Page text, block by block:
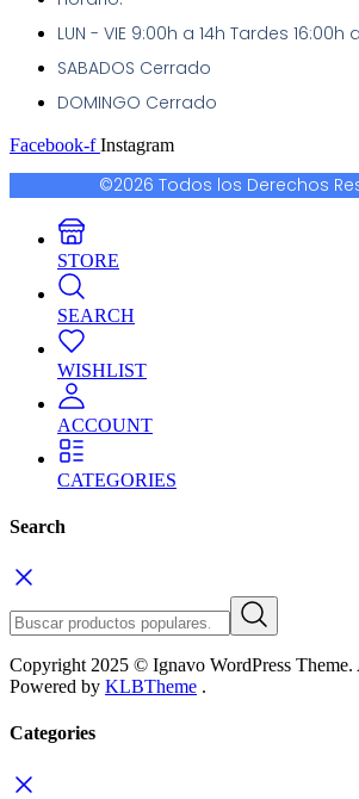
LUN - VIE 9:00h a 14h Tardes 16:00h
SABADOS Cerrado
DOMINGO Cerrado
Facebook-f Instagram
©2026 Todos los Derechos
STORE
SEARCH
WISHLIST
ACCOUNT
CATEGORIES
Search
Copyright 2025 © Ignavo WordPress Theme.
Powered by KLBTheme .
Categories